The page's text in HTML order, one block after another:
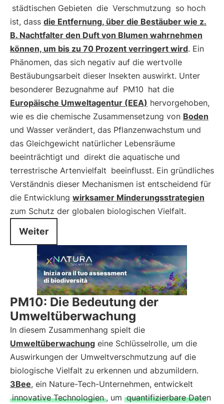
städtischen Gebieten die Verschmutzung so hoch
ist, dass die Entfernung, über die Bestäuber wie z.
B. Nachtfalter den Duft von Blumen wahrnehmen
können, um bis zu 70 Prozent verringert wird. Ein
Phänomen, das sich negativ auf die wertvolle
Bestäubungsarbeit dieser Insekten auswirkt. Unter
besonderer Bezugnahme auf PM10 hat die
Europäische Umweltagentur (EEA) hervorgehoben,
wie es die chemische Zusammensetzung von Boden
und Wasser verändert, das Pflanzenwachstum und
das Gleichgewicht natürlicher Lebensräume
beeinträchtigt und direkt die aquatische und
terrestrische Artenvielfalt beeinflusst. Ein gründliches
Verständnis dieser Mechanismen ist entscheidend für
die Entwicklung wirksamer Minderungsstrategien
zum Schutz der globalen biologischen Vielfalt.
Weiter
PM10: Die Bedeutung der
Umweltüberwachung
In diesem Zusammenhang spielt die
Umweltüberwachung eine Schlüsselrolle, um die
Auswirkungen der Umweltverschmutzung auf die
biologische Vielfalt zu erkennen und abzumildern.
3Bee, ein Nature-Tech-Unternehmen, entwickelt
innovative Technologien , um quantifizierbare Daten